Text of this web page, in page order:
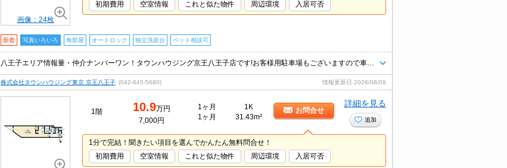
画像：24枚
初期費用
空室情報 これと似た物件 周辺環境 入居可否
新着 写真いろいろ 角部屋 オートロック 独立洗面台 ペット相談可
株式会社タウンハウジング東京 京王八王子 (042-645-5680) 情報更新日 2026/08/09
1階 10.9万円
7,000円
1ヶ月
1ヶ月
1K
31.43m²
お問合せ
詳細を見る
追加
1分で完結！聞きたい項目を選んでかんたん無料問合せ！
初期費用
空室情報 これと似た物件 周辺環境 入居可否